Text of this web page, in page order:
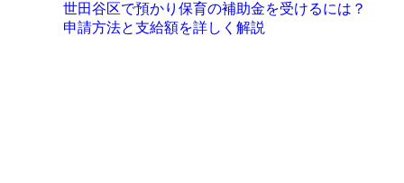
世田谷区で預かり保育の補助金を受けるには？
申請方法と支給額を詳しく解説